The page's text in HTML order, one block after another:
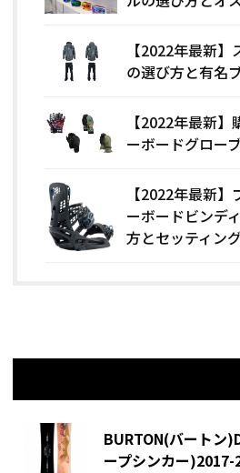
【2022年最新
の選び方と有名
【2022年最新
ーボードグロー
【2022年最新
ーボードビンデ
方とセッティン
BURTON(バートン
ープシンカー)2017-